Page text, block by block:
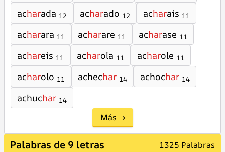
acharada 12 acharado 12 acharais 11
acharara 11 acharare 11 acharase 11
achareis 11 acharola 11 acharole 11
acharolo 11 achechar 14 achochar 14
achuchar 14
Más →
Palabras de 9 letras 1325 Palabras